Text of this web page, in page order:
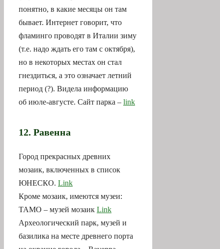
понятно, в какие месяцы он там
бывает. Интернет говорит, что
фламинго проводят в Италии зиму
(т.е. надо ждать его там с октября),
но в некоторых местах он стал
гнездиться, а это означает летний
период (?). Видела информацию
об июле-августе. Сайт парка – link
12. Равенна
Город прекрасных древних
мозаик, включенных в список
ЮНЕСКО. Link
Кроме мозаик, имеются музеи:
TAMO – музей мозаик Link
Археологический парк, музей и
базилика на месте древнего порта